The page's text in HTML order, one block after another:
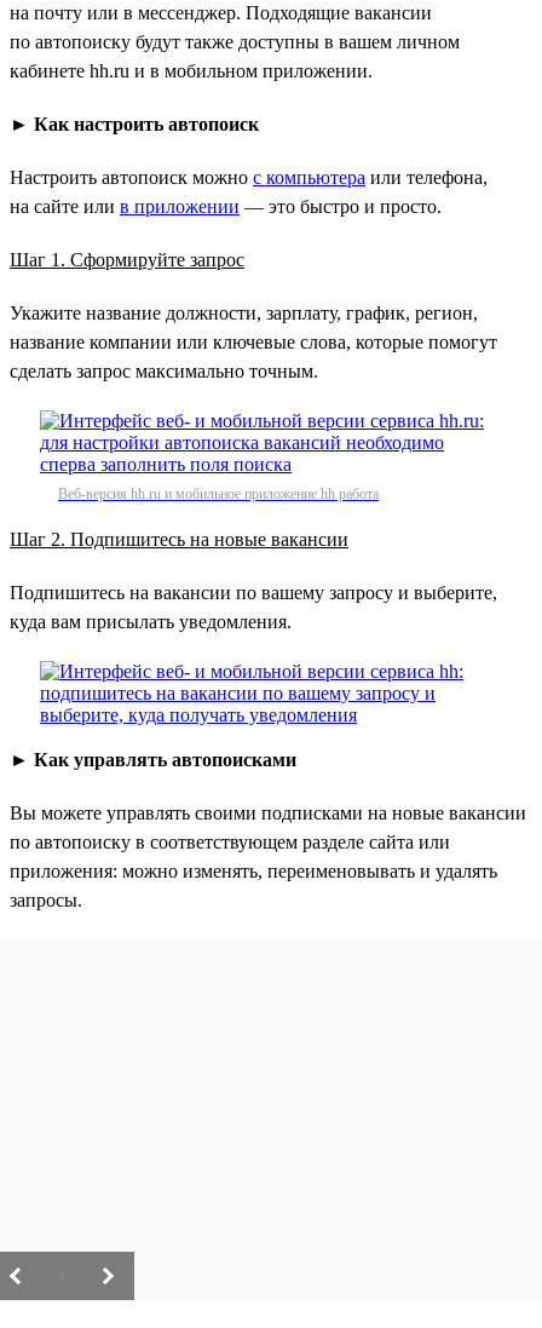
на почту или в мессенджер. Подходящие вакансии
по автопоиску будут также доступны в вашем личном
кабинете hh.ru и в мобильном приложении.
► Как настроить автопоиск
Настроить автопоиск можно с компьютера или телефона,
на сайте или в приложении — это быстро и просто.
Шаг 1. Сформируйте запрос
Укажите название должности, зарплату, график, регион,
название компании или ключевые слова, которые помогут
сделать запрос максимально точным.
Веб-версия hh.ru и мобильное приложение hh работа
Шаг 2. Подпишитесь на новые вакансии
Подпишитесь на вакансии по вашему запросу и выберите,
куда вам присылать уведомления.
► Как управлять автопоисками
Вы можете управлять своими подписками на новые вакансии
по автопоиску в соответствующем разделе сайта или
приложения: можно изменять, переименовывать и удалять
запросы.